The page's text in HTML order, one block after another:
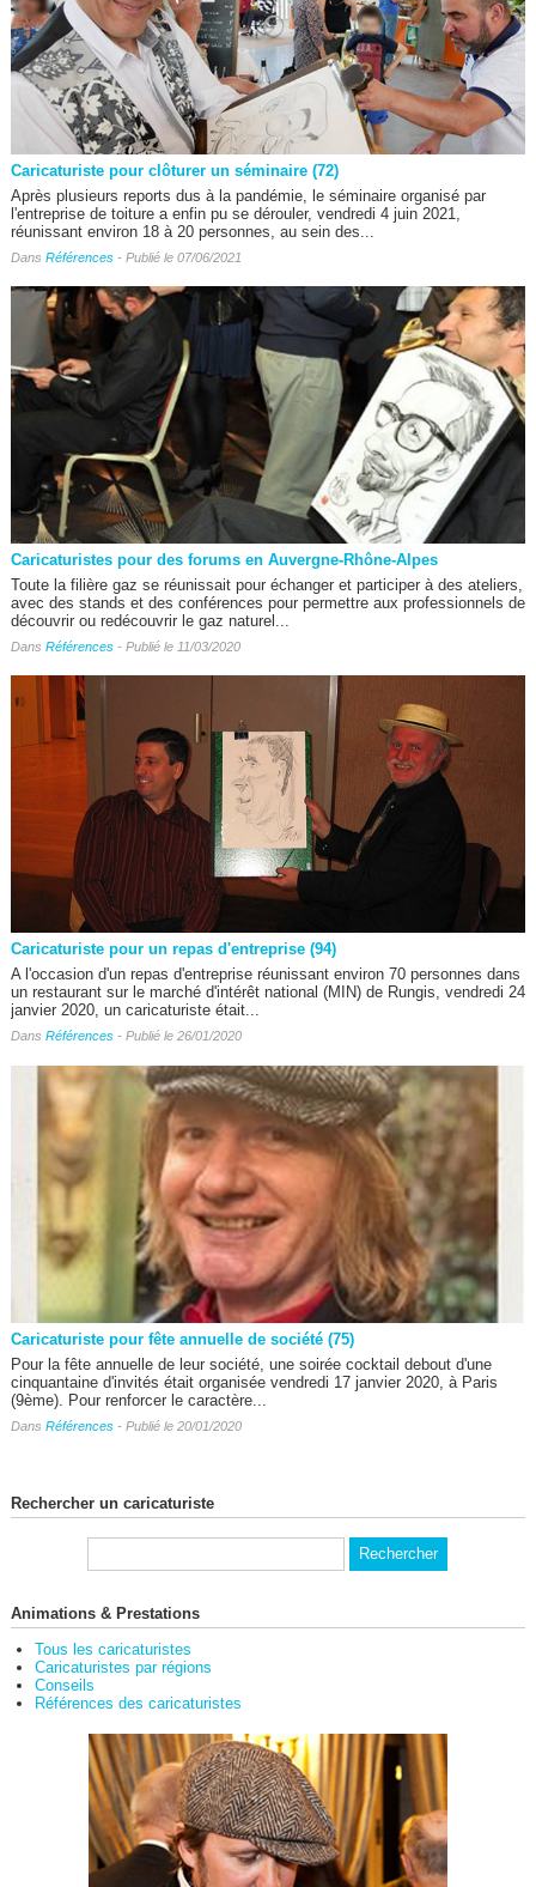
Caricaturiste pour clôturer un séminaire (72)
Après plusieurs reports dus à la pandémie, le séminaire organisé par
l'entreprise de toiture a enfin pu se dérouler, vendredi 4 juin 2021,
réunissant environ 18 à 20 personnes, au sein des...
Dans Références- Publié le 07/06/2021
Caricaturistes pour des forums en Auvergne-Rhône-Alpes
Toute la filière gaz se réunissait pour échanger et participer à des ateliers,
avec des stands et des conférences pour permettre aux professionnels de
découvrir ou redécouvrir le gaz naturel...
Dans Références- Publié le 11/03/2020
Caricaturiste pour un repas d'entreprise (94)
A l'occasion d'un repas d'entreprise réunissant environ 70 personnes dans
un restaurant sur le marché d'intérêt national (MIN) de Rungis, vendredi 24
janvier 2020, un caricaturiste était...
Dans Références- Publié le 26/01/2020
Caricaturiste pour fête annuelle de société (75)
Pour la fête annuelle de leur société, une soirée cocktail debout d'une
cinquantaine d'invités était organisée vendredi 17 janvier 2020, à Paris
(9ème). Pour renforcer le caractère...
Dans Références- Publié le 20/01/2020
Rechercher un caricaturiste
Animations & Prestations
Tous les caricaturistes
Caricaturistes par régions
Conseils
Références des caricaturistes